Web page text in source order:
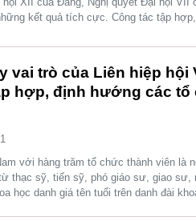
kết quả tích cực. Công tác tập hợp,
vai trò của Liên hiệp hội
hợp, định hướng các tổ
với hàng trăm tổ chức thành viên là
thạc sỹ, tiến sỹ, phó giáo sư, giao sư,
học danh giá tên tuổi trên danh đài